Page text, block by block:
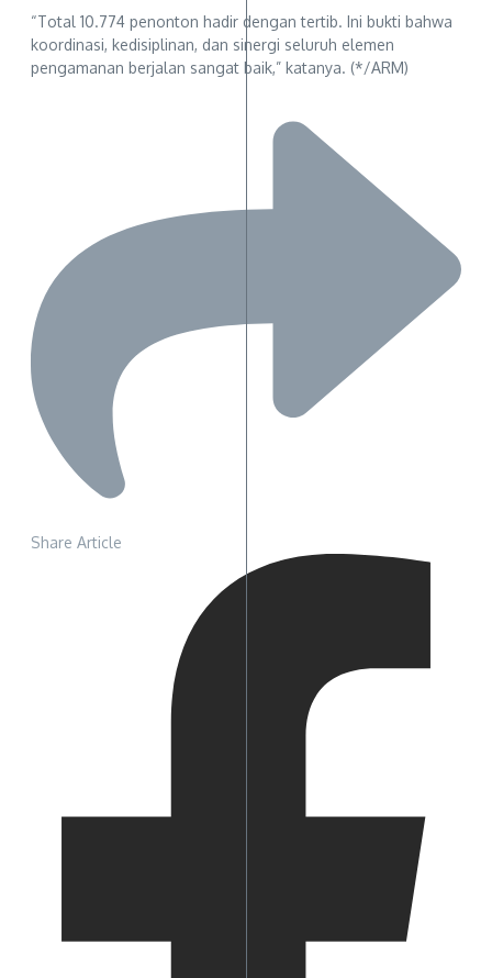
“Total 10.774 penonton hadir dengan tertib. Ini bukti bahwa
koordinasi, kedisiplinan, dan sinergi seluruh elemen
pengamanan berjalan sangat baik,” katanya. (*/ARM)
Share Article